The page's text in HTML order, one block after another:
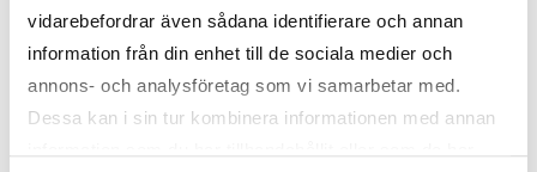
vidarebefordrar även sådana identifierare och annan
information från din enhet till de sociala medier och
annons- och analysföretag som vi samarbetar med.
Dessa kan i sin tur kombinera informationen med annan
Tryck